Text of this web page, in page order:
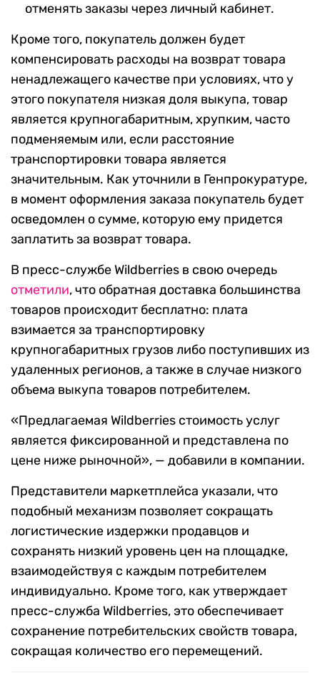
отменять заказы через личный кабинет.
Кроме того, покупатель должен будет
компенсировать расходы на возврат товара
ненадлежащего качестве при условиях, что у
этого покупателя низкая доля выкупа, товар
является крупногабаритным, хрупким, часто
подменяемым или, если расстояние
транспортировки товара является
значительным. Как уточнили в Генпрокуратуре,
в момент оформления заказа покупатель будет
осведомлен о сумме, которую ему придется
заплатить за возврат товара.
В пресс-службе Wildberries в свою очередь
отметили, что обратная доставка большинства
товаров происходит бесплатно: плата
взимается за транспортировку
крупногабаритных грузов либо поступивших из
удаленных регионов, а также в случае низкого
объема выкупа товаров потребителем.
«Предлагаемая Wildberries стоимость услуг
является фиксированной и представлена по
цене ниже рыночной», — добавили в компании.
Представители маркетплейса указали, что
подобный механизм позволяет сокращать
логистические издержки продавцов и
сохранять низкий уровень цен на площадке,
взаимодействуя с каждым потребителем
индивидуально. Кроме того, как утверждает
пресс-служба Wildberries, это обеспечивает
сохранение потребительских свойств товара,
сокращая количество его перемещений.